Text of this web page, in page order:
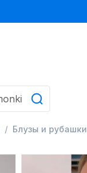
Блузы и рубашки